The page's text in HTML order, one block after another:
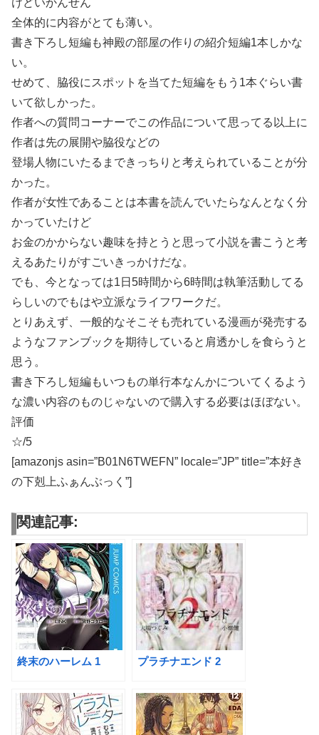
けどいかんせん
全体的に内容がとても薄い。
書き下ろし短編も神殿の部屋の作りの紹介短編1本しかな
い。
せめて、脇役にスポットを当てた短編をもう1本ぐらい書
いて欲しかった。
作者への質問コーナーでこの作品について思ってる以上に
作者は先の展開や脇役などの
登場人物にいたるまできっちりと考えられていることが分
かった。
作者が女性であることは本書を読んでいたらなんとなく分
かっていたけど
お金のかからない趣味を持とうと思って小説を書こうと考
えるあたりがすごいきっかけだな。
でも、今となっては1日5時間から6時間は執筆活動してる
らしいのでもはや立派なライフワークだ。
とりあえず、一般的なそこそも売れている漫画が発売する
ようなファンブックを期待していると肩透かしを食らうと
思う。
書き下ろし短編もいつもの単行本なんかについてくるよう
な濃い内容のものじゃないので購入する必要はほぼない。
評価
☆/5
[amazonjs asin=”B01N6TWEFN” locale=”JP” title=”本好き
の下剋上ふぁんぶっく”]
関連記事:
終末のハーレム 1 プラチナエンド 2